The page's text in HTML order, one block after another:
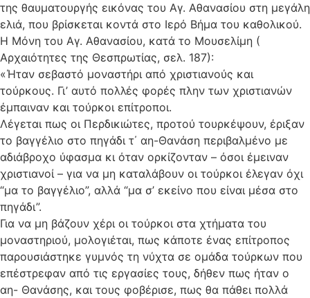
της θαυματουργής εικόνας του Αγ. Αθανασίου στη μεγάλη
ελιά, που βρίσκεται κοντά στο Ιερό Βήμα του καθολικού.
Η Μόνη του Αγ. Αθανασίου, κατά το Μουσελίμη (
Αρχαιότητες της Θεσπρωτίας, σελ. 187):
«Ήταν σεβαστό μοναστήρι από χριστιανούς και
τούρκους. Γι’ αυτό πολλές φορές πλην των χριστιανών
έμπαιναν και τούρκοι επίτροποι.
Λέγεται πως οι Περδικιώτες, προτού τουρκέψουν, έριξαν
το βαγγέλιο στο πηγάδι τ΄ αη-Θανάση περιβαλμένο με
αδιάβροχο ύφασμα κι όταν ορκίζονταν – όσοι έμειναν
χριστιανοί – για να μη καταλάβουν οι τούρκοι έλεγαν όχι
“μα το βαγγέλιο”, αλλά “μα σ’ εκείνο που είναι μέσα στο
πηγάδι”.
Για να μη βάζουν χέρι οι τούρκοι στα χτήματα του
μοναστηριού, μολογιέται, πως κάποτε ένας επίτροπος
παρουσιάστηκε γυμνός τη νύχτα σε ομάδα τούρκων που
επέστρεφαν από τις εργασίες τους, δήθεν πως ήταν ο
αη- Θανάσης, και τους φοβέρισε, πως θα πάθει πολλά